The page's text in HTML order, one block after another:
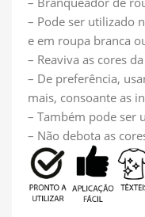
– Pode ser utilizado
e em roupa branca
– Reaviva as cores
– De preferência,
mais, consoante as
– Também pode ser
– Não debota as